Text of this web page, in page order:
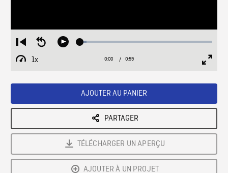
Restart
from
beginning
Seek
Play Loaded:
1x
Playback
Current
0:00 / Duration
0:59
AJOUTER AU PANIER
PARTAGER
TÉLÉCHARGER UN APERÇU
AJOUTER À UN PROJET